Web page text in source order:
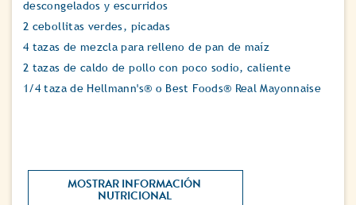
descongelados y escurridos
2 cebollitas verdes, picadas
4 tazas de mezcla para relleno de pan de maíz
2 tazas de caldo de pollo con poco sodio, caliente
1/4 taza de Hellmann's® o Best Foods® Real Mayonnaise
MOSTRAR INFORMACIÓN
NUTRICIONAL